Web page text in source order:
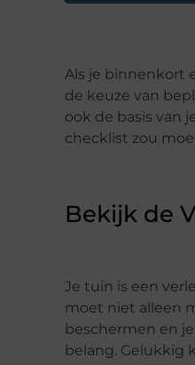
Als je binnenkort
de keuze van
ook de basis van
checklist zou
Bekijk de
Je tuin is een
moet niet alleen
beschermen en
belang. Gelukkig